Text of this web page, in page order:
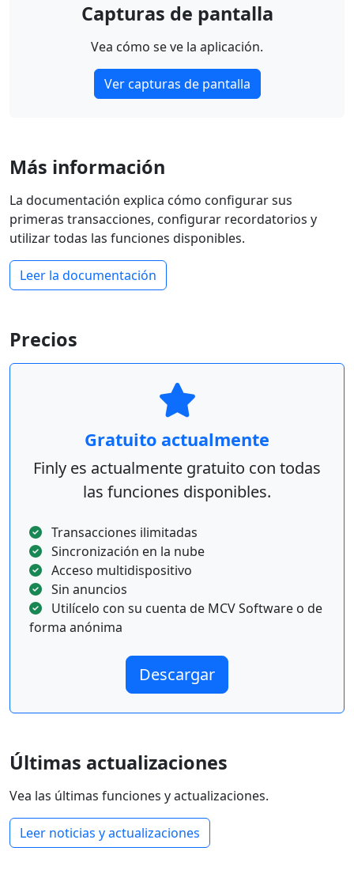
Capturas de pantalla
Vea cómo se ve la aplicación.
Ver capturas de pantalla
Más información
La documentación explica cómo configurar sus
primeras transacciones, configurar recordatorios y
utilizar todas las funciones disponibles.
Leer la documentación
Precios
Gratuito actualmente
Finly es actualmente gratuito con todas
las funciones disponibles.
Transacciones ilimitadas
Sincronización en la nube
Acceso multidispositivo
Sin anuncios
Utilícelo con su cuenta de MCV Software o de
forma anónima
Descargar
Últimas actualizaciones
Vea las últimas funciones y actualizaciones.
Leer noticias y actualizaciones